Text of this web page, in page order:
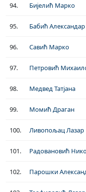
94. Бијелић Марко
95. Бабић Александар
96. Савић Марко
97. Петровић
98. Медвед Татјана
99. Момић Драган
100. Ливопољац Лазар
101. Радовановић
102. Парошки